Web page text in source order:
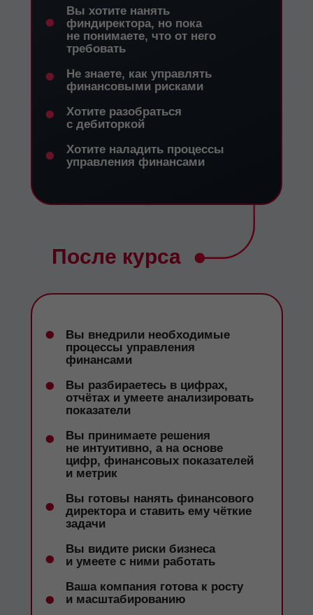
После курса
Вы хотите нанять
финдиректора, но пока
не понимаете, что от него
требовать
Не знаете, как управлять
финансовыми рисками
Хотите разобраться
с дебиторкой
Хотите наладить процессы
управления финансами
•
•
•
•
Вы внедрили необходимые
процессы управления
финансами
Вы разбираетесь в цифрах,
отчётах и умеете анализировать
показатели
Вы принимаете решения
не интуитивно, а на основе
цифр, финансовых показателей
и метрик
Вы готовы нанять финансового
директора и ставить ему чёткие
задачи
Вы видите риски бизнеса
и умеете с ними работать
Ваша компания готова к росту
и масштабированию
•
•
•
•
•
•